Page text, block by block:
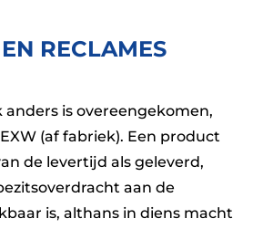
RECLAMES
anders is overeengekomen,
(af fabriek). Een product
de levertijd als geleverd,
aan de
is, althans in diens macht